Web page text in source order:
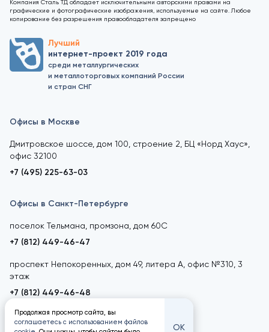
Компания Сталь ТД обладает исключительными авторскими правами на
графические и фотографические изображения, используемые на сайте. Любое
копирование без разрешения правообладателя запрещено
Лучший
интернет-проект 2019 года
среди металлургических
и металлоторговых компаний России
и стран СНГ
Офисы в Москве
Дмитровское шоссе, дом 100, строение 2, БЦ «Норд Хаус»,
офис 32100
+7 (495) 225-63-03
Офисы в Санкт-Петербурге
поселок Тельмана, промзона, дом 60С
+7 (812) 449-46-47
проспект Непокоренных, дом 49, литера А, офис №310, 3
этаж
+7 (812) 449-46-48
Продолжая просмотр сайта, вы
соглашаетесь с использованием файлов
ОК